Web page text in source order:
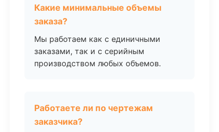
Какие минимальные объемы
заказа?
Мы работаем как с единичными
заказами, так и с серийным
производством любых объемов.
Работаете ли по чертежам
заказчика?